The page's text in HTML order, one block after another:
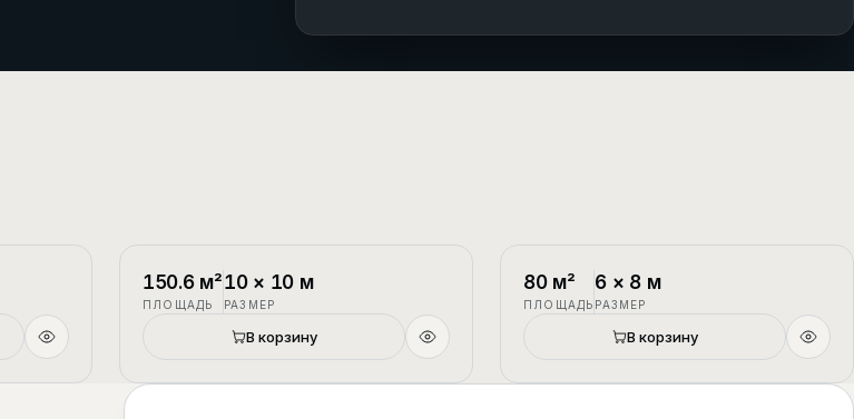
П-3
150.6м²
ПЛОЩАДЬ
10× 10 м
РАЗМЕР
В корзину
П-4
80м²
ПЛОЩАДЬ
6 × 8 м
РАЗМЕР
В корзину